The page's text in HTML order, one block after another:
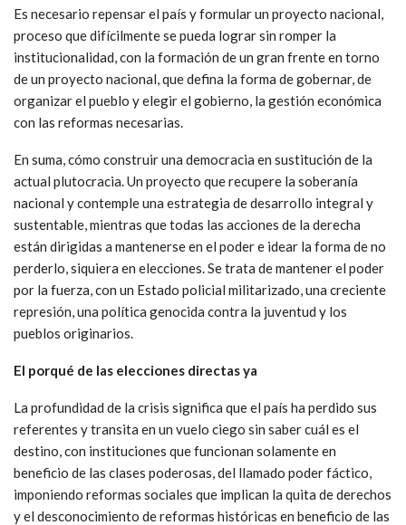
Es necesario repensar el país y formular un proyecto nacional,
proceso que difícilmente se pueda lograr sin romper la
institucionalidad, con la formación de un gran frente en torno
de un proyecto nacional, que defina la forma de gobernar, de
organizar el pueblo y elegir el gobierno, la gestión económica
con las reformas necesarias.
En suma, cómo construir una democracia en sustitución de la
actual plutocracia. Un proyecto que recupere la soberanía
nacional y contemple una estrategia de desarrollo integral y
sustentable, mientras que todas las acciones de la derecha
están dirigidas a mantenerse en el poder e idear la forma de no
perderlo, siquiera en elecciones. Se trata de mantener el poder
por la fuerza, con un Estado policial militarizado, una creciente
represión, una política genocida contra la juventud y los
pueblos originarios.
El porqué de las elecciones directas ya
La profundidad de la crisis significa que el país ha perdido sus
referentes y transita en un vuelo ciego sin saber cuál es el
destino, con instituciones que funcionan solamente en
beneficio de las clases poderosas, del llamado poder fáctico,
imponiendo reformas sociales que implican la quita de derechos
y el desconocimiento de reformas históricas en beneficio de las